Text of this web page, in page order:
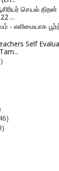
செயல் திறன்
...
- எளிமையாக
Self